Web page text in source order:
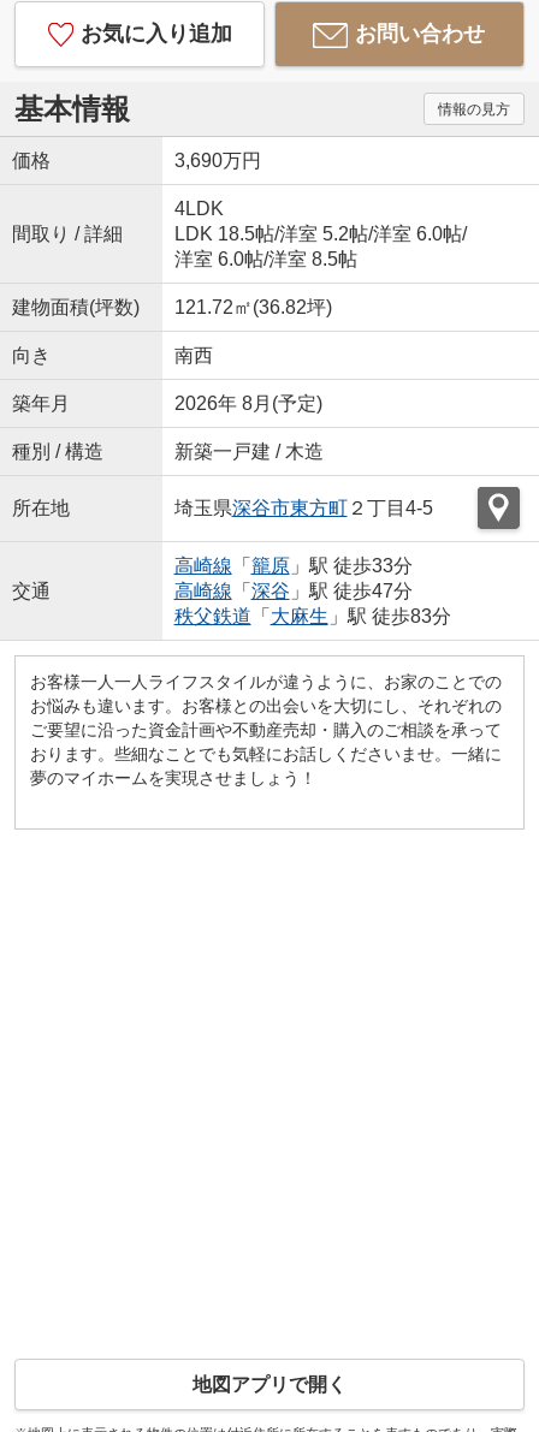
お気に入り追加 お問い合わせ
基本情報 情報の見方
価格 3,690万円
間取り / 詳細
4LDK
LDK 18.5帖/洋室 5.2帖/洋室 6.0帖/
洋室 6.0帖/洋室 8.5帖
建物面積(坪数) 121.72㎡(36.82坪)
向き 南西
築年月 2026年 8月(予定)
種別 / 構造 新築一戸建 / 木造
所在地 埼玉県深谷市東方町２丁目4-5
交通
高崎線 「 籠原」駅 徒歩33分
高崎線 「 深谷 」駅 徒歩47分
秩父鉄道 「 大麻生 」駅 徒歩83分
お客様一人一人ライフスタイルが違うように、お家のことでの
お悩みも違います。お客様との出会いを大切にし、それぞれの
ご要望に沿った資金計画や不動産売却・購入のご相談を承って
おります。些細なことでも気軽にお話しくださいませ。一緒に
夢のマイホームを実現させましょう！
地図アプリで開く